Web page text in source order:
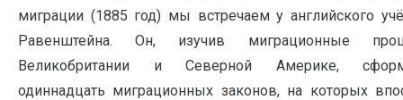
миграции (1885 год) мы встречаем у английского
Равенштейна. Он, изучив миграционные
Великобритании и Северной Америке,
одиннадцать миграционных законов, на которых